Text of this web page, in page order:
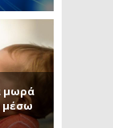
μωρά
μέσω